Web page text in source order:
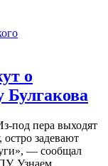
о
под пера выходят
задевают
— сообщал
Узнаем